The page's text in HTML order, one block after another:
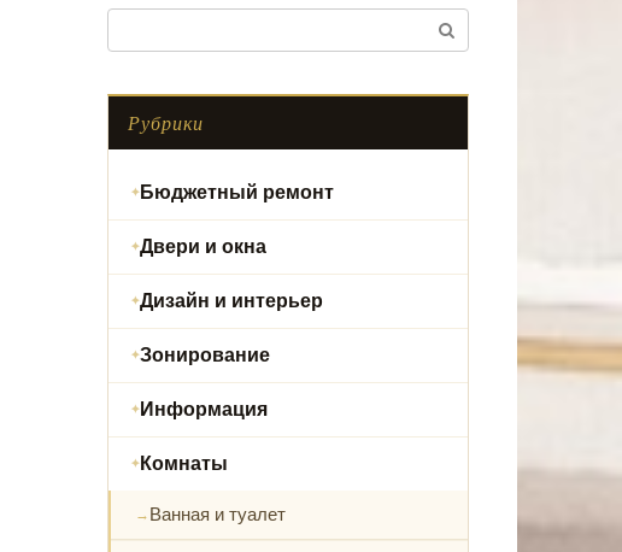
Рубрики
Бюджетный ремонт
Двери и окна
Дизайн и интерьер
Зонирование
Информация
Комнаты
Ванная и туалет